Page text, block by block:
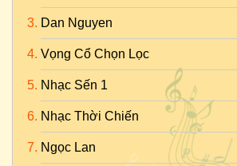
Dan Nguyen
Vọng Cổ Chọn Lọc
Nhạc Sến 1
Nhạc Thời Chiến
Ngọc Lan